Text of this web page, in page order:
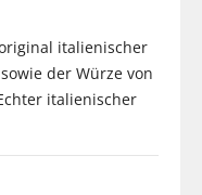
italienischer
der Würze von
italienischer